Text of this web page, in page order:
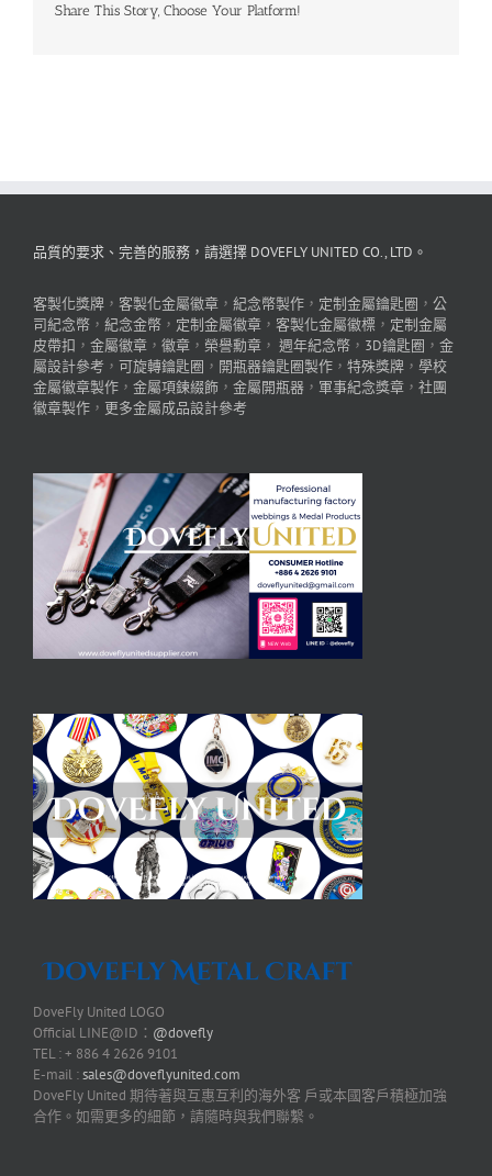
Share This Story, Choose Your Platform!
品質的要求、完善的服務，請選擇 DOVEFLY UNITED CO., LTD。
客製化獎牌 ， 客製化金屬徽章 ， 紀念幣製作 ， 定制金屬鑰匙圈 ， 公
司紀念幣 ， 紀念金幣 ， 定制金屬徽章 ， 客製化金屬徽標 ， 定制金屬
皮帶扣 ， 金屬徽章 ， 徽章 ， 榮譽勳章 ， 週年紀念幣 ， 3D鑰匙圈 ， 金
屬設計參考 ， 可旋轉鑰匙圈 ， 開瓶器鑰匙圈製作 ， 特殊獎牌 ， 學校
金屬徽章製作 ， 金屬項鍊綴飾 ， 金屬開瓶器 ， 軍事紀念獎章 ， 社團
徽章製作 ， 更多金屬成品設計參考
DoveFly United LOGO
Official LINE@ID： @dovefly
TEL : + 886 4 2626 9101
E-mail :sales@doveflyunited.com
DoveFly United 期待著與互惠互利的海外客 戶或本國客戶積極加強
合作。如需更多的細節，請隨時與我們聯繫。